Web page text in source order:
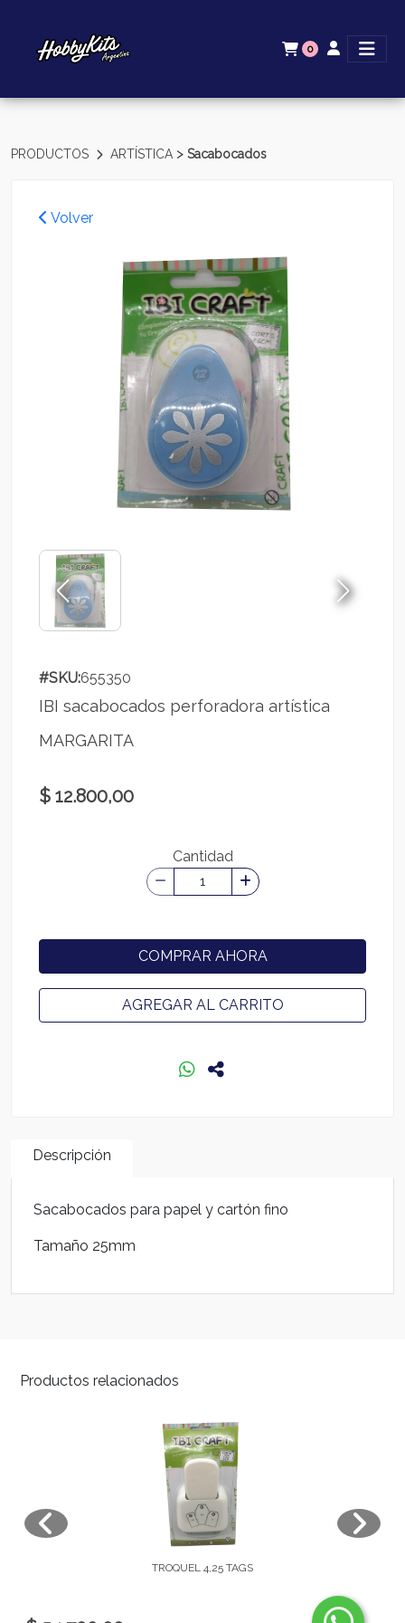
0
PRODUCTOS ARTÍSTICA > Sacabocados
Volver
#SKU:655350
IBI sacabocados perforadora artística
MARGARITA
$ 12.800,00
Cantidad
COMPRAR AHORA
AGREGAR AL CARRITO
Descripción
Sacabocados para papel y cartón fino
Tamaño 25mm
Productos relacionados
TROQUEL 4,25 TAGS